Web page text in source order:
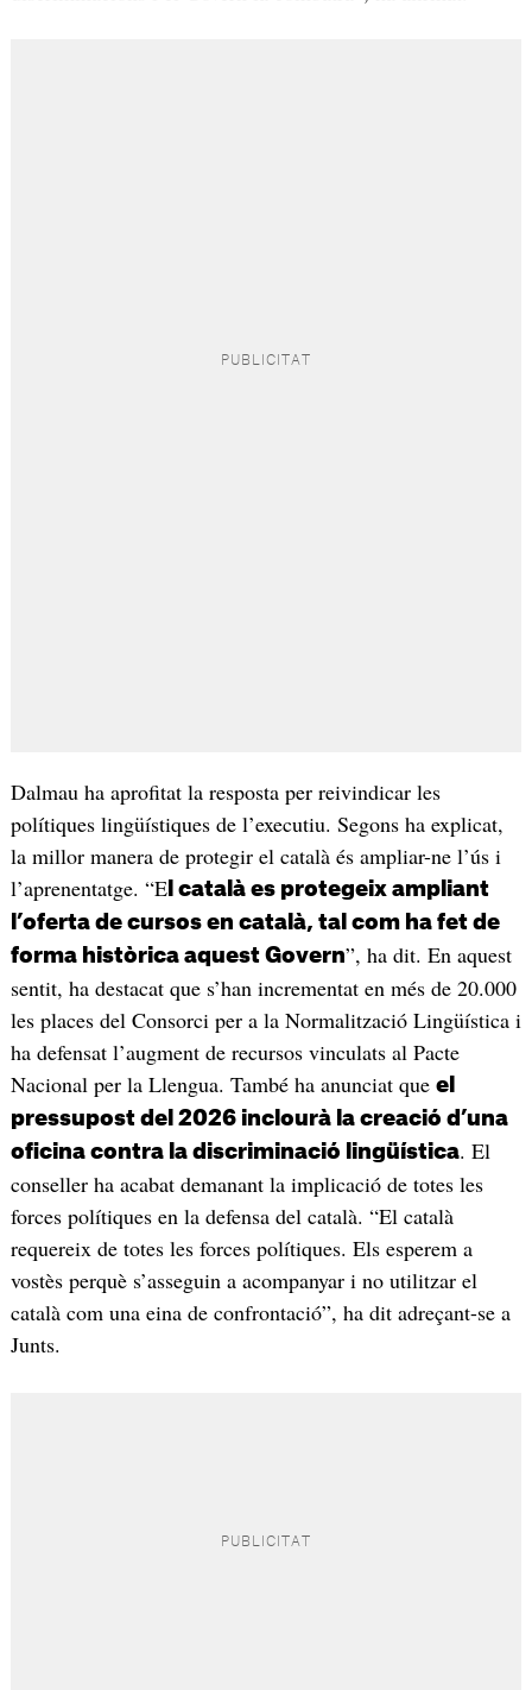
Dalmau ha aprofitat la resposta per reivindicar les
polítiques lingüístiques de l’executiu. Segons ha explicat,
la millor manera de protegir el català és ampliar-ne l’ús i
l’aprenentatge. “El català es protegeix ampliant
l’oferta de cursos en català, tal com ha fet de
forma històrica aquest Govern”, ha dit. En aquest
sentit, ha destacat que s’han incrementat en més de 20.000
les places del Consorci per a la Normalització Lingüística i
ha defensat l’augment de recursos vinculats al Pacte
Nacional per la Llengua. També ha anunciat que el
pressupost del 2026 inclourà la creació d’una
oficina contra la discriminació lingüística. El
conseller ha acabat demanant la implicació de totes les
forces polítiques en la defensa del català. “El català
requereix de totes les forces polítiques. Els esperem a
vostès perquè s’asseguin a acompanyar i no utilitzar el
català com una eina de confrontació”, ha dit adreçant-se a
Junts.